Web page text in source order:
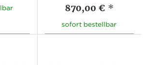
870,00 € *
sofort bestellbar